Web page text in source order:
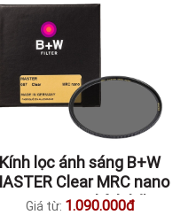
Kính lọc ánh sáng B+W
Clear MRC nano
39-112mm | Chính hãng
Giá từ: 1.090.000đ